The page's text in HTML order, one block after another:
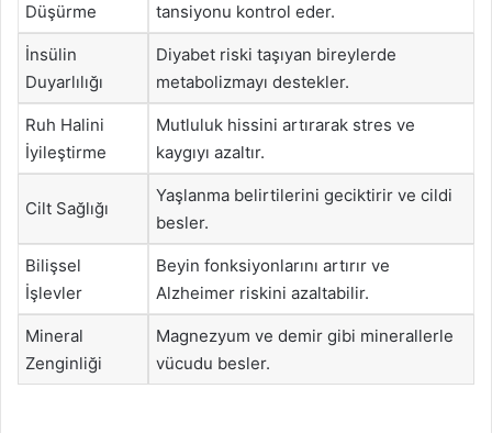
Düşürme
tansiyonu kontrol eder.
İnsülin
Duyarlılığı
Diyabet riski taşıyan bireylerde
metabolizmayı destekler.
Ruh Halini
İyileştirme
Mutluluk hissini artırarak stres ve
kaygıyı azaltır.
Cilt Sağlığı
Yaşlanma belirtilerini geciktirir ve cildi
besler.
Bilişsel
İşlevler
Beyin fonksiyonlarını artırır ve
Alzheimer riskini azaltabilir.
Mineral
Zenginliği
Magnezyum ve demir gibi minerallerle
vücudu besler.